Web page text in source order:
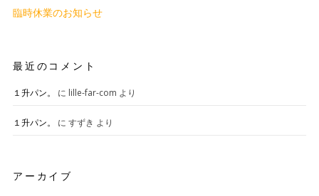
臨時休業のお知らせ
最近のコメント
１升パン。 に lille-far-com より
１升パン。 に すずき より
アーカイブ